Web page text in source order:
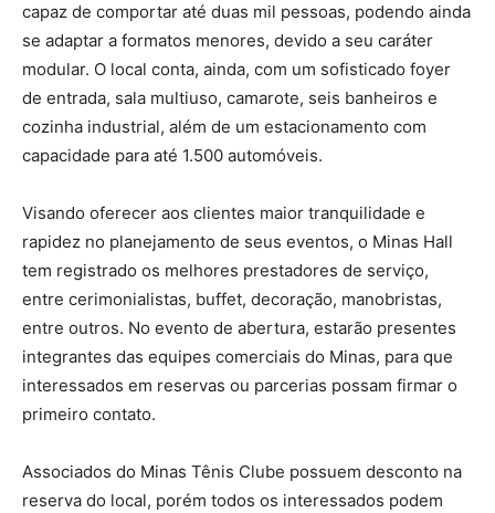
capaz de comportar até duas mil pessoas, podendo ainda
se adaptar a formatos menores, devido a seu caráter
modular. O local conta, ainda, com um sofisticado foyer
de entrada, sala multiuso, camarote, seis banheiros e
cozinha industrial, além de um estacionamento com
capacidade para até 1.500 automóveis.
Visando oferecer aos clientes maior tranquilidade e
rapidez no planejamento de seus eventos, o Minas Hall
tem registrado os melhores prestadores de serviço,
entre cerimonialistas, buffet, decoração, manobristas,
entre outros. No evento de abertura, estarão presentes
integrantes das equipes comerciais do Minas, para que
interessados em reservas ou parcerias possam firmar o
primeiro contato.
Associados do Minas Tênis Clube possuem desconto na
reserva do local, porém todos os interessados podem